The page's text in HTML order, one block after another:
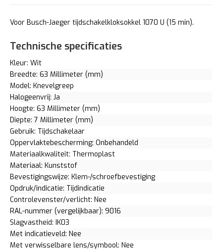
Voor Busch-Jaeger tijdschakelkloksokkel 1070 U (15 min).
Technische specificaties
Kleur: Wit
Breedte: 63 Millimeter (mm)
Model: Knevelgreep
Halogeenvrij: Ja
Hoogte: 63 Millimeter (mm)
Diepte: 7 Millimeter (mm)
Gebruik: Tijdschakelaar
Oppervlaktebescherming: Onbehandeld
Materiaalkwaliteit: Thermoplast
Materiaal: Kunststof
Bevestigingswijze: Klem-/schroefbevestiging
Opdruk/indicatie: Tijdindicatie
Controlevenster/verlicht: Nee
RAL-nummer (vergelijkbaar): 9016
Slagvastheid: IK03
Met indicatieveld: Nee
Met verwisselbare lens/symbool: Nee